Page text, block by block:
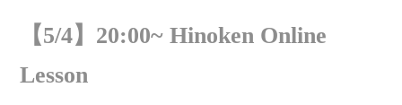
【5/4】20:00~ Hinoken Online
Lesson